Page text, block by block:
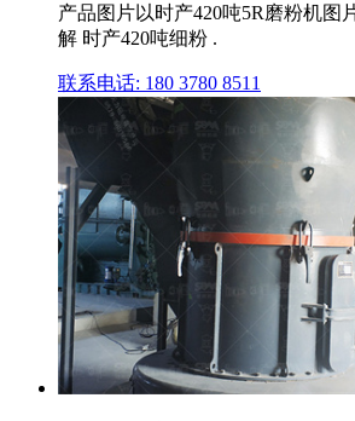
产品图片以时产420吨5R磨粉机图
解 时产420吨细粉 .
联系电话: 180 3780 8511